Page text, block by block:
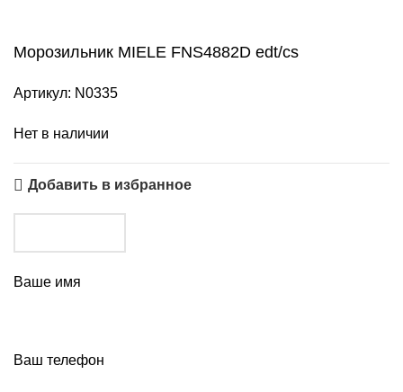
Морозильник MIELE FNS4882D edt/cs
Артикул: N0335
Нет в наличии
Добавить в избранное
Ваше имя
Ваш телефон